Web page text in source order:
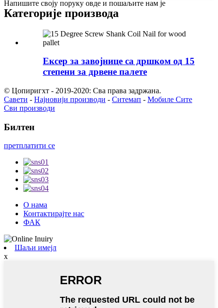
Напишите своју поруку овде и пошаљите нам је
Категорије производа
Ексер за завојнице са дршком од 15
степени за дрвене палете
© Цопиригхт - 2019-2020: Сва права задржана.
Савети - Најновији производи - Ситемап - Мобиле Сите
Сви производи
Билтен
претплатити се
О нама
Контактирајте нас
ФАК
Шаљи имејл
x